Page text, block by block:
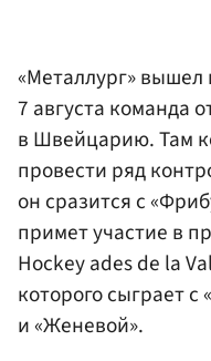
«Металлург» вышел
7 августа команда
в Швейцарию. Там
провести ряд
он сразится с
примет участие в
Hockey ades de la
которого сыграет с
и «Женевой».